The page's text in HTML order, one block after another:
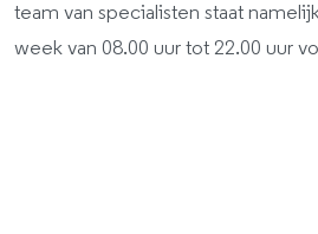
team van specialisten staat
week van 08.00 uur tot 22.00 uur